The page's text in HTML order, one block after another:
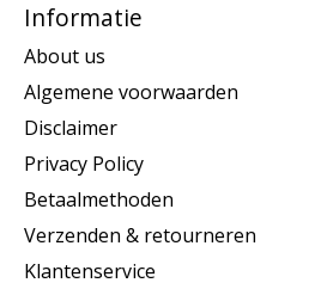
Informatie
About us
Algemene voorwaarden
Disclaimer
Privacy Policy
Betaalmethoden
Verzenden & retourneren
Klantenservice